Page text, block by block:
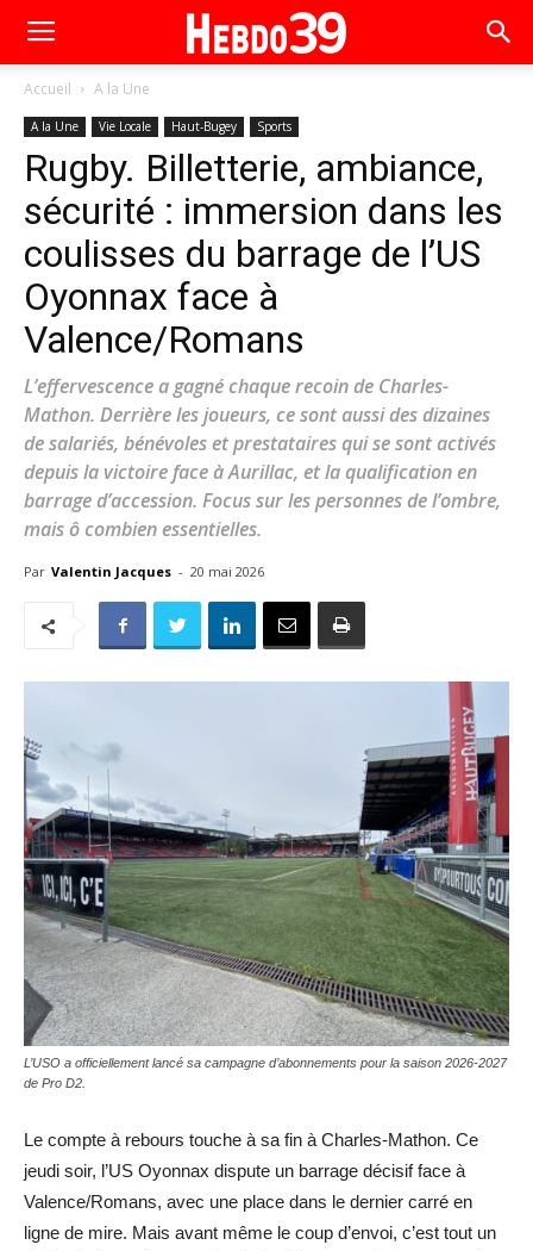
Accueil A la Une
A la Une Vie Locale Haut-Bugey Sports
Rugby. Billetterie, ambiance,
sécurité : immersion dans les
coulisses du barrage de l’US
Oyonnax face à
Valence/Romans
L’effervescence a gagné chaque recoin de Charles-
Mathon. Derrière les joueurs, ce sont aussi des dizaines
de salariés, bénévoles et prestataires qui se sont activés
depuis la victoire face à Aurillac, et la qualification en
barrage d’accession. Focus sur les personnes de l’ombre,
mais ô combien essentielles.
Par Valentin Jacques - 20 mai 2026
L’USO a officiellement lancé sa campagne d’abonnements pour la saison 2026-2027
de Pro D2.
Le compte à rebours touche à sa fin à Charles-Mathon. Ce
jeudi soir, l’US Oyonnax dispute un barrage décisif face à
Valence/Romans, avec une place dans le dernier carré en
ligne de mire. Mais avant même le coup d’envoi, c’est tout un